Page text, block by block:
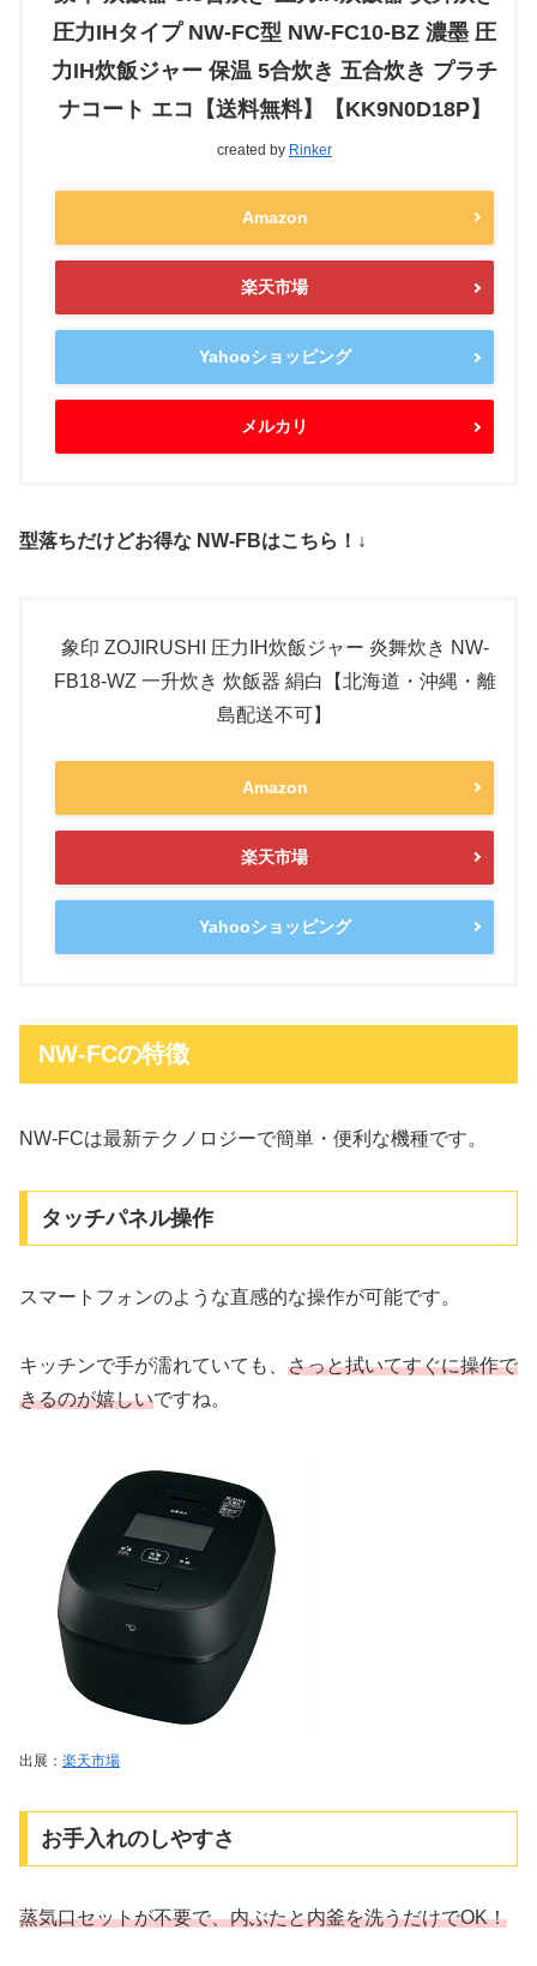
圧力IHタイプ NW-FC型 NW-FC10-BZ 濃墨 圧
力IH炊飯ジャー 保温 5合炊き 五合炊き プラチ
ナコート エコ【送料無料】【KK9N0D18P】
created by Rinker
Amazon
楽天市場
Yahooショッピング
メルカリ
型落ちだけどお得な NW-FBはこちら！↓
象印 ZOJIRUSHI 圧力IH炊飯ジャー 炎舞炊き NW-
FB18-WZ 一升炊き 炊飯器 絹白【北海道・沖縄・離
島配送不可】
Amazon
楽天市場
Yahooショッピング
NW-FCの特徴
NW-FCは最新テクノロジーで簡単・便利な機種です。
タッチパネル操作
スマートフォンのような直感的な操作が可能です。
キッチンで手が濡れていても、 さっと拭いてすぐに操作で
きるのが嬉しいですね。
出展： 楽天市場
お手入れのしやすさ
蒸気口セットが不要で、内ぶたと内釜を洗うだけでOK！